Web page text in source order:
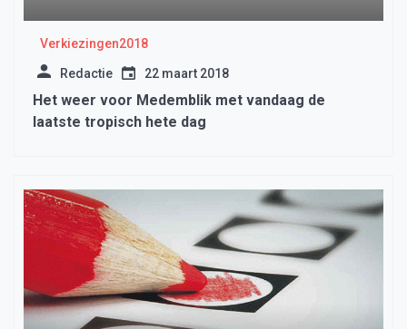
Verkiezingen2018
Redactie 22 maart 2018
Het weer voor Medemblik met vandaag de
laatste tropisch hete dag